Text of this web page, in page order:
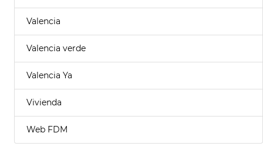
Valencia
Valencia verde
Valencia Ya
Vivienda
Web FDM